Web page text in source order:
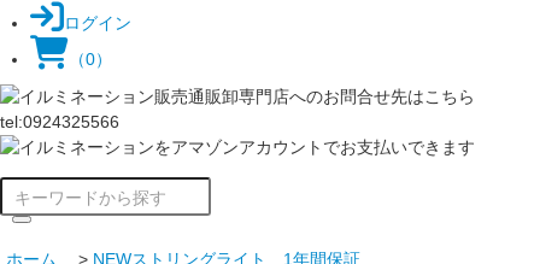
ログイン
（0）
ホーム > NEWストリングライト 1年間保証